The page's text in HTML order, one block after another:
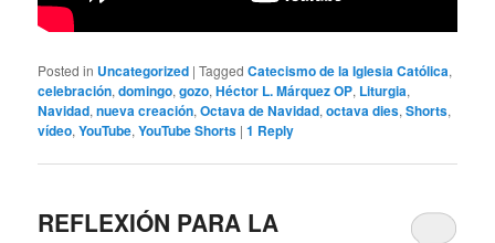
Posted in Uncategorized |Tagged Catecismo de la Iglesia Católica,
celebración,domingo,gozo,Héctor L. Márquez OP, Liturgia,
Navidad,nueva creación,Octava de Navidad,octava dies,Shorts,
vídeo,YouTube,YouTube Shorts |1 Reply
REFLEXIÓN PARA LA